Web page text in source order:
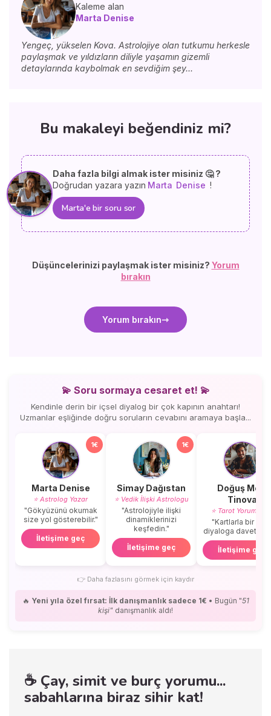
Kaleme alan
Marta Denise
Yengeç, yükselen Kova. Astrolojiye olan tutkumu herkesle
paylaşmak ve yıldızların diliyle yaşamın gizemli
detaylarında kaybolmak en sevdiğim şey...
Bu makaleyi beğendiniz mi?
Daha fazla bilgi almak ister misiniz 🤔 ?
Doğrudan yazara yazın Marta Denise !
Marta'e bir soru sor
Düşüncelerinizi paylaşmak ister misiniz? Yorum
bırakın
Yorum bırakın
💫 Soru sormaya cesaret et! 💫
Kendinle derin bir içsel diyalog bir çok kapının anahtarı!
Uzmanlar eşliğinde doğru soruların cevabını aramaya başla...
1€
Marta Denise
⭐ Astrolog Yazar
"Gökyüzünü okumak
size yol gösterebilir."
İletişime geç
1€
Simay Dağıstan
⭐ Vedik İlişki Astrologu
"Astrolojiyle ilişki
dinamiklerinizi
keşfedin."
İletişime geç
Doğuş Mert
Tinova
⭐ Tarot
"Kartlarla bir
diyaloga
İletişime geç
👉Daha fazlasını görmek için kaydır
🔥 Yeni yıla özel fırsat: İlk danışmanlık sadece 1€ • Bugün "51
kişi" danışmanlık aldı!
☕ Çay, simit ve burç yorumu...
sabahlarına biraz sihir kat!